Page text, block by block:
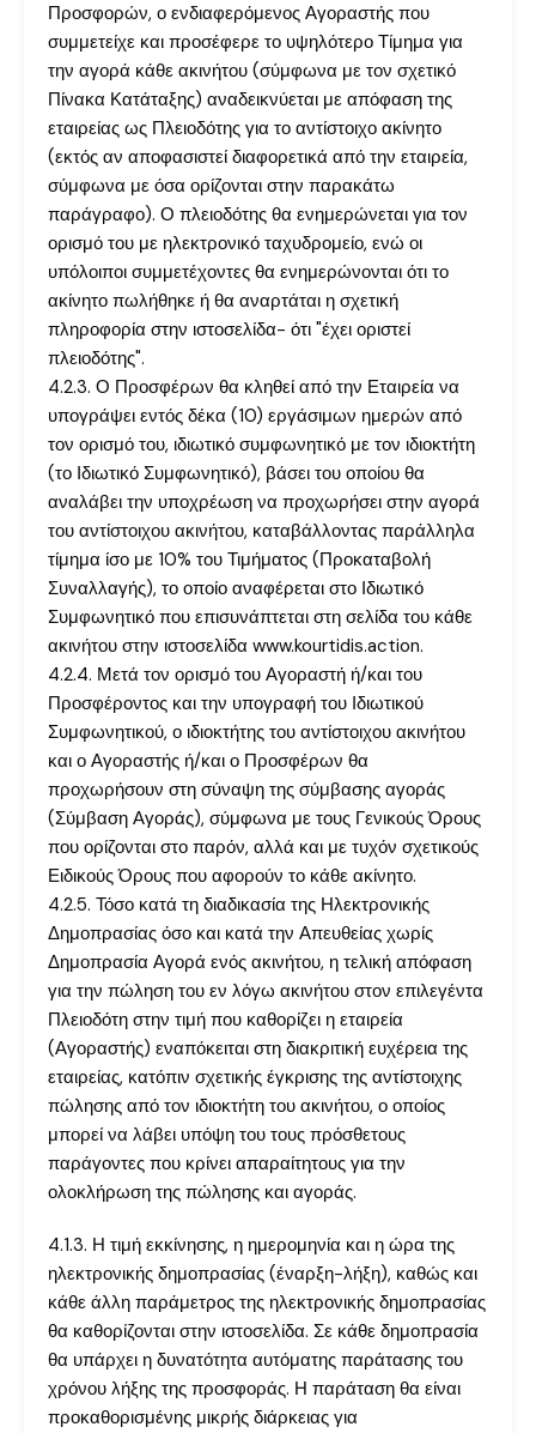
Προσφορών, ο ενδιαφερόμενος Αγοραστής που
συμμετείχε και προσέφερε το υψηλότερο Τίμημα για
την αγορά κάθε ακινήτου (σύμφωνα με τον σχετικό
Πίνακα Κατάταξης) αναδεικνύεται με απόφαση της
εταιρείας ως Πλειοδότης για το αντίστοιχο ακίνητο
(εκτός αν αποφασιστεί διαφορετικά από την εταιρεία,
σύμφωνα με όσα ορίζονται στην παρακάτω
παράγραφο). Ο πλειοδότης θα ενημερώνεται για τον
ορισμό του με ηλεκτρονικό ταχυδρομείο, ενώ οι
υπόλοιποι συμμετέχοντες θα ενημερώνονται ότι το
ακίνητο πωλήθηκε ή θα αναρτάται η σχετική
πληροφορία στην ιστοσελίδα- ότι "έχει οριστεί
πλειοδότης".
4.2.3. Ο Προσφέρων θα κληθεί από την Εταιρεία να
υπογράψει εντός δέκα (10) εργάσιμων ημερών από
τον ορισμό του, ιδιωτικό συμφωνητικό με τον ιδιοκτήτη
(το Ιδιωτικό Συμφωνητικό), βάσει του οποίου θα
αναλάβει την υποχρέωση να προχωρήσει στην αγορά
του αντίστοιχου ακινήτου, καταβάλλοντας παράλληλα
τίμημα ίσο με 10% του Τιμήματος (Προκαταβολή
Συναλλαγής), το οποίο αναφέρεται στο Ιδιωτικό
Συμφωνητικό που επισυνάπτεται στη σελίδα του κάθε
ακινήτου στην ιστοσελίδα www.kourtidis.action.
4.2.4. Μετά τον ορισμό του Αγοραστή ή/και του
Προσφέροντος και την υπογραφή του Ιδιωτικού
Συμφωνητικού, ο ιδιοκτήτης του αντίστοιχου ακινήτου
και ο Αγοραστής ή/και ο Προσφέρων θα
προχωρήσουν στη σύναψη της σύμβασης αγοράς
(Σύμβαση Αγοράς), σύμφωνα με τους Γενικούς Όρους
που ορίζονται στο παρόν, αλλά και με τυχόν σχετικούς
Ειδικούς Όρους που αφορούν το κάθε ακίνητο.
4.2.5. Τόσο κατά τη διαδικασία της Ηλεκτρονικής
Δημοπρασίας όσο και κατά την Απευθείας χωρίς
Δημοπρασία Αγορά ενός ακινήτου, η τελική απόφαση
για την πώληση του εν λόγω ακινήτου στον επιλεγέντα
Πλειοδότη στην τιμή που καθορίζει η εταιρεία
(Αγοραστής) εναπόκειται στη διακριτική ευχέρεια της
εταιρείας, κατόπιν σχετικής έγκρισης της αντίστοιχης
πώλησης από τον ιδιοκτήτη του ακινήτου, ο οποίος
μπορεί να λάβει υπόψη του τους πρόσθετους
παράγοντες που κρίνει απαραίτητους για την
ολοκλήρωση της πώλησης και αγοράς.
4.1.3. Η τιμή εκκίνησης, η ημερομηνία και η ώρα της
ηλεκτρονικής δημοπρασίας (έναρξη-λήξη), καθώς και
κάθε άλλη παράμετρος της ηλεκτρονικής δημοπρασίας
θα καθορίζονται στην ιστοσελίδα. Σε κάθε δημοπρασία
θα υπάρχει η δυνατότητα αυτόματης παράτασης του
χρόνου λήξης της προσφοράς. Η παράταση θα είναι
προκαθορισμένης μικρής διάρκειας για